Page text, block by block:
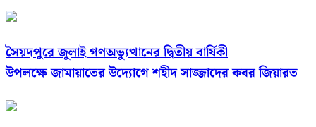
সৈয়দপুরে জুলাই গণঅভ্যুত্থানের দ্বিতীয় বার্ষিকী
উপলক্ষে জামায়াতের উদ্যোগে শহীদ সাজ্জাদের কবর জিয়ারত